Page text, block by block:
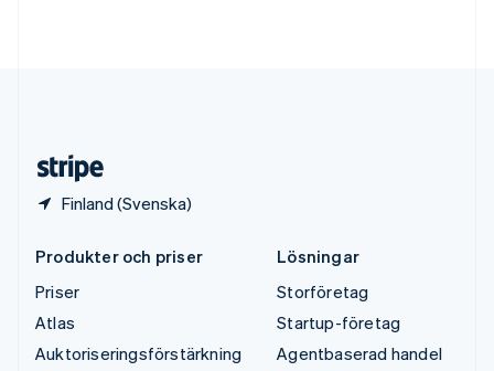
Finland (Svenska)
Produkter och priser
Priser
Atlas
Auktoriseringsförstärkning
Lösningar
Storföretag
Startup-företag
Agentbaserad handel